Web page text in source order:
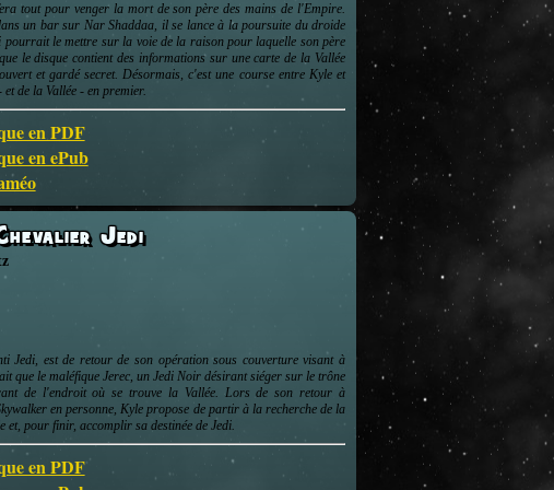
tout pour venger la mort de son père des mains de l'Empire.
un bar sur Nar Shaddaa, il se lance à la poursuite du droide
pourrait le mettre sur la voie de la raison pour laquelle son père
le disque contient des informations sur une carte de la Vallée
et gardé secret. Désormais, c'est une course entre Kyle et
de la Vallée - en premier.
en PDF
en ePub
Jedi
Jedi, est de retour de son opération sous couverture visant à
que le maléfique Jerec, un Jedi Noir désirant siéger sur le trône
de l'endroit où se trouve la Vallée. Lors de son retour à
en personne, Kyle propose de partir à la recherche de la
pour finir, accomplir sa destinée de Jedi.
en PDF